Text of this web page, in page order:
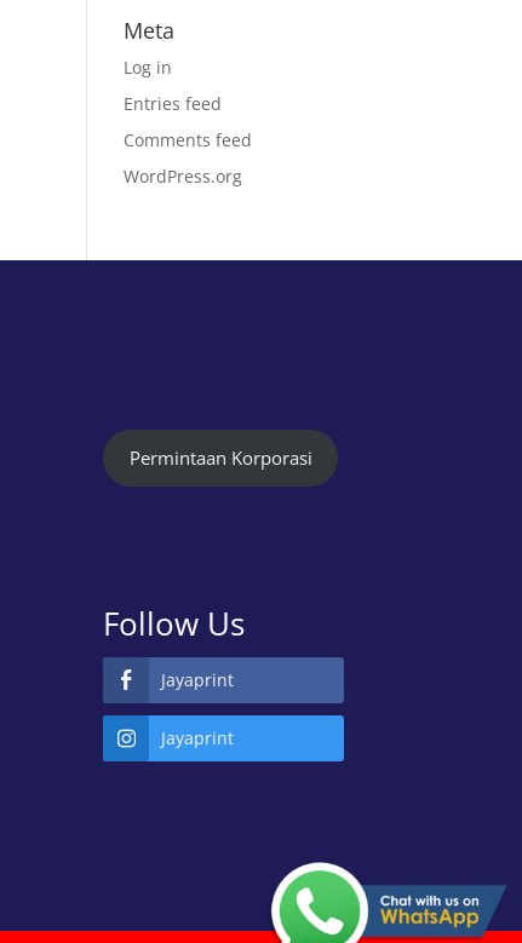
Meta
Log in
Entries feed
Comments feed
WordPress.org
Permintaan Korporasi
Follow Us
Jayaprint
Jayaprint